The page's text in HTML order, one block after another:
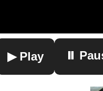
▶ Play ⏸